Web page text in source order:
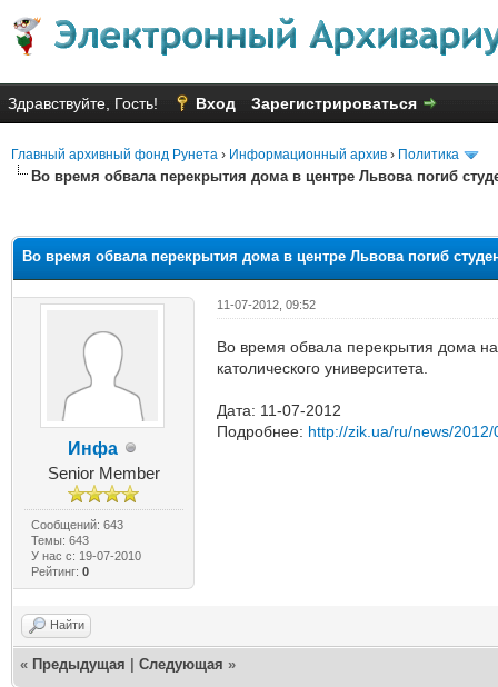
Здравствуйте, Гость! Вход Зарегистрироваться
Главный архивный фонд Рунета › Информационный архив › Политика
Во время обвала перекрытия дома в центре Львова погиб
Во время обвала перекрытия дома в центре Львова погиб
Инфа
Senior Member
Сообщений: 643
Темы: 643
У нас с: 19-07-2010
Рейтинг: 0
11-07-2012, 09:52
Во время обвала перекрытия дома на
католического университета.
Дата: 11-07-2012
Подробнее: http://zik.ua/ru/news/2012/
Найти
« Предыдущая Следующая »